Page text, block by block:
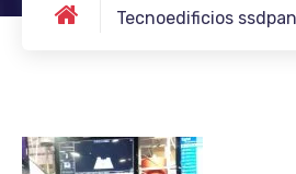
Tecnoedificios